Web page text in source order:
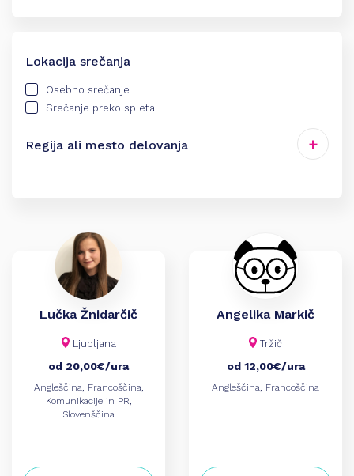
Lokacija srečanja
Osebno srečanje
Srečanje preko spleta
Regija ali mesto delovanja
Kamnik
Koper
Koroška
Krško
Ljubljana
Murska Sobota
Nova Gorica
Novo mesto
Podravska
Lučka Žnidarčič
Ljubljana
od 20,00€/ura
Angleščina, Francoščina,
Komunikacije in PR,
Slovenščina
Angelika Markič
Tržič
od 12,00€/ura
Angleščina, Francoščina